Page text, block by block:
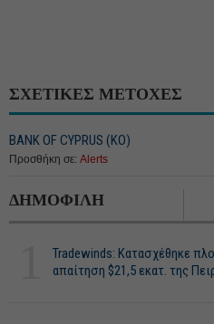
ΣΧΕΤΙΚΕΣ ΜΕΤΟΧΕΣ
BANK OF CYPRUS (ΚΟ)
Προσθήκη σε: Alerts
ΔΗΜΟΦΙΛΗ
Tradewinds: Κατασχέθηκε
απαίτηση $21,5 εκατ. της